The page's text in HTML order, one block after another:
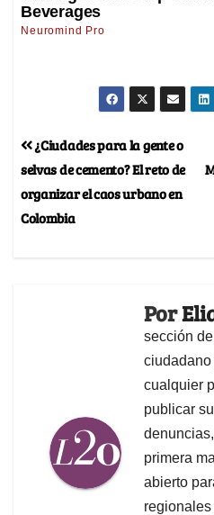
¿Ciudades para la gente o
selvas de cemento? El reto de
organizar el caos urbano en
Colombia
Por
sección
cualquier
publicar
primera
abierto